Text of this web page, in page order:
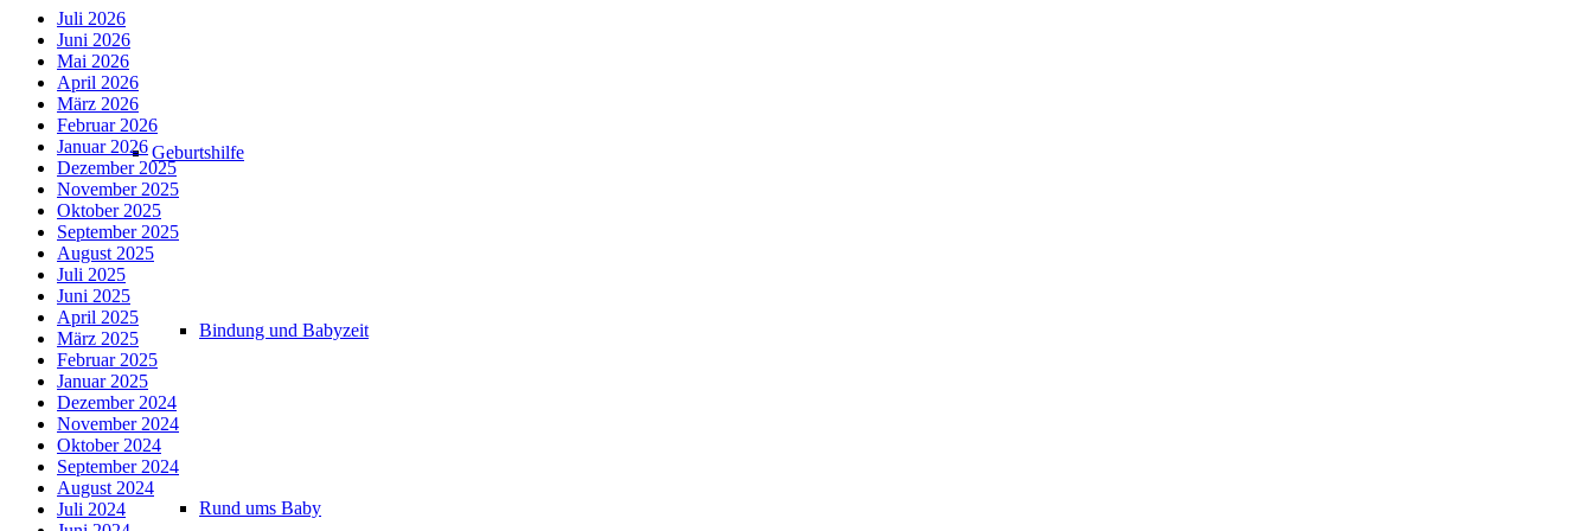
Geburtshilfe
Bindung und Babyzeit
Rund ums Baby
Juli 2026
Juni 2026
Mai 2026
April 2026
März 2026
Februar 2026
Januar 2026
Dezember 2025
November 2025
Oktober 2025
September 2025
August 2025
Juli 2025
Juni 2025
April 2025
März 2025
Februar 2025
Januar 2025
Dezember 2024
November 2024
Oktober 2024
September 2024
August 2024
Juli 2024